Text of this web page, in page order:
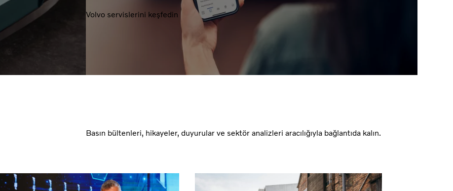
Volvo servislerini keşfedin
Basın bültenleri, hikayeler, duyurular ve sektör analizleri aracılığıyla bağlantıda kalın.